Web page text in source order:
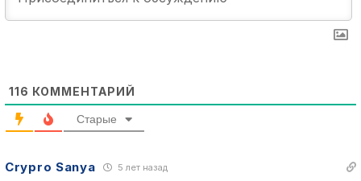
116 КОММЕНТАРИЙ
Старые
Crypro Sanya 5 лет назад